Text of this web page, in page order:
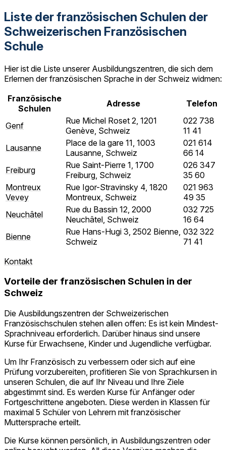
Liste der französischen Schulen der
Schweizerischen Französischen
Schule
Hier ist die Liste unserer Ausbildungszentren, die sich dem
Erlernen der französischen Sprache in der Schweiz widmen:
Französische
Schulen
Adresse Telefon
Genf
Rue Michel Roset 2, 1201
Genève, Schweiz
022 738
11 41
Lausanne
Place de la gare 11, 1003
Lausanne, Schweiz
021 614
66 14
Freiburg
Rue Saint-Pierre 1, 1700
Freiburg, Schweiz
026 347
35 60
Montreux
Vevey
Rue Igor-Stravinsky 4, 1820
Montreux, Schweiz
021 963
49 35
Neuchâtel
Rue du Bassin 12, 2000
Neuchâtel, Schweiz
032 725
16 64
Bienne
Rue Hans-Hugi 3, 2502 Bienne,
Schweiz
032 322
71 41
Kontakt
Vorteile der französischen Schulen in der
Schweiz
Die Ausbildungszentren der Schweizerischen
Französischschulen stehen allen offen: Es ist kein Mindest-
Sprachniveau erforderlich. Darüber hinaus sind unsere
Kurse für Erwachsene, Kinder und Jugendliche verfügbar.
Um Ihr Französisch zu verbessern oder sich auf eine
Prüfung vorzubereiten, profitieren Sie von Sprachkursen in
unseren Schulen, die auf Ihr Niveau und Ihre Ziele
abgestimmt sind. Es werden Kurse für Anfänger oder
Fortgeschrittene angeboten. Diese werden in Klassen für
maximal 5 Schüler von Lehrern mit französischer
Muttersprache erteilt.
Die Kurse können persönlich, in Ausbildungszentren oder